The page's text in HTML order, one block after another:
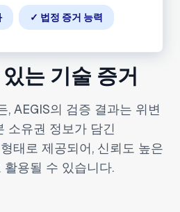
✓ 법정 증거 능력
는 기술 증거
, AEGIS의 검증 결과는 위변
소유권 정보가 담긴
형태로 제공되어, 신뢰도 높은
활용될 수 있습니다.